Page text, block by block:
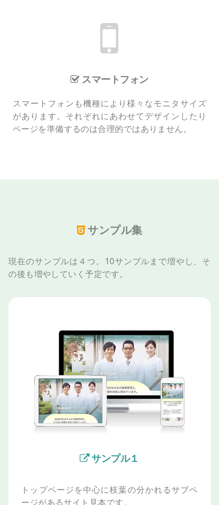
スマートフォン
スマートフォンも機種により様々なモニタサイズ
があります。それぞれにあわせてデザインしたり
ページを準備するのは合理的ではありません。
サンプル集
現在のサンプルは４つ。10サンプルまで増やし、そ
の後も増やしていく予定です。
サンプル１
トップページを中心に枝葉の分かれるサブペ
ージがあるサイト見本です。